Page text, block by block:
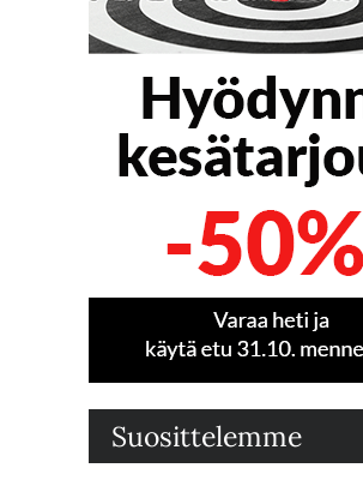
Suosittelemme